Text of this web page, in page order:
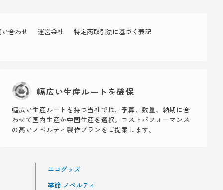
い合わせ 運営会社
特定商取引法に基づく表記
幅広い生産ルートを確保
幅広い生産ルートを持つ当社では、予算、数量、納期に合
わせて国内生産か中国生産を選択。コストパフォーマンス
の高いノベルティ製作プランをご提案します。
エコグッズ
季節 ノベルティ